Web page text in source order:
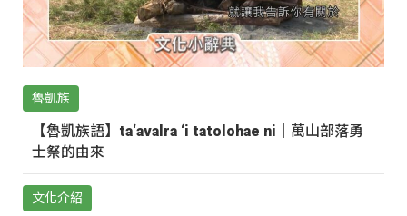
魯凱族
【魯凱族語】ta‘avalra ‘i tatolohae ni｜萬山部落勇
士祭的由來
文化介紹